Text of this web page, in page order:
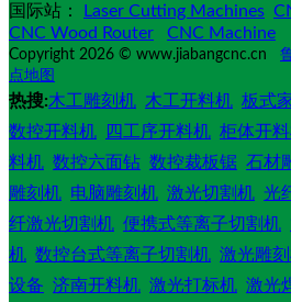
国际站：
Laser Cutting Machines
CNC Wood Router
CNC Machine
Copyright 2026 © www.jiabangcnc.cn
点地图
热搜:木工雕刻机 木工开料机 板式
数控开料机
四工序开料机 柜体开
料机 数控六面钻 数控裁板锯 石材
雕刻机 电脑雕刻机 激光切割机 光
纤激光切割机 便携式等离子切割机
机 数控台式等离子切割机 激光雕
设备 济南开料机 激光打标机 激光